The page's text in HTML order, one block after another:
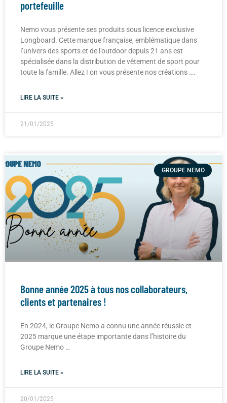
portefeuille
Nemo vous présente ses produits sous licence exclusive
Longboard. Cette marque française, emblématique dans
l’univers des sports et de l’outdoor depuis 21 ans est
spécialisée dans la distribution de vêtement de sport pour
toute la famille. Allez ! on vous présente nos créations ….
LIRE LA SUITE »
21/01/2025
GROUPE NEMO
Bonne année 2025 à tous nos collaborateurs,
clients et partenaires !
En 2024, le Groupe Nemo a connu une année réussie et
2025 marque une étape importante dans l’histoire du
Groupe Nemo …
LIRE LA SUITE »
20/01/2025